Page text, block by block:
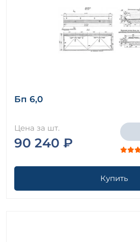
Бп 6,0
Цена за шт.
90 240 ₽
Купить